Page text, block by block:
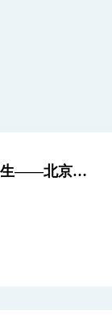
科技赋能·精准服务·守护民生——北京城市气象研究院全力应对台风"巴威"暴雨纪实